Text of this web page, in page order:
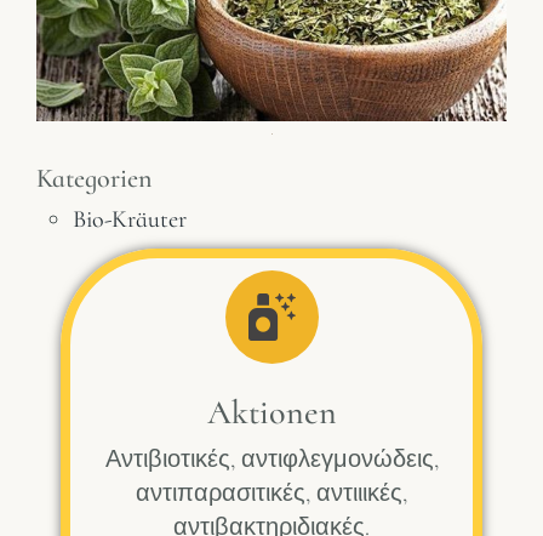
Kategorien
Bio-Kräuter
Aktionen
Αντιβιοτικές, αντιφλεγμονώδεις,
αντιπαρασιτικές, αντιιικές,
αντιβακτηριδιακές.